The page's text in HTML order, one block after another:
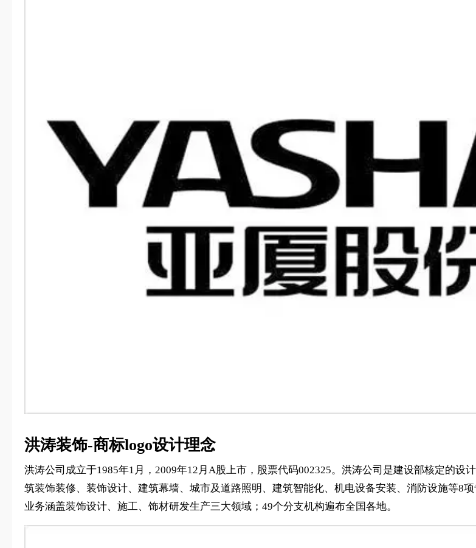
洪涛装饰-商标logo设计理念
洪涛公司成立于1985年1月，2009年12月A股上市，股票代码002325。洪涛公司是建设部核定的设
筑装饰装修、装饰设计、建筑幕墙、城市及道路照明、建筑智能化、机电设备安装、消防设施等8项
业务涵盖装饰设计、施工、饰材研发生产三大领域；49个分支机构遍布全国各地。